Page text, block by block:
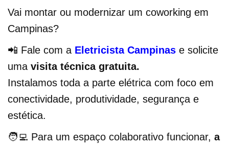
Vai montar ou modernizar um coworking em
Campinas?
📲 Fale com a Eletricista Campinas e solicite
uma visita técnica gratuita.
Instalamos toda a parte elétrica com foco em
conectividade, produtividade, segurança e
estética.
🧑‍💻 Para um espaço colaborativo funcionar, a